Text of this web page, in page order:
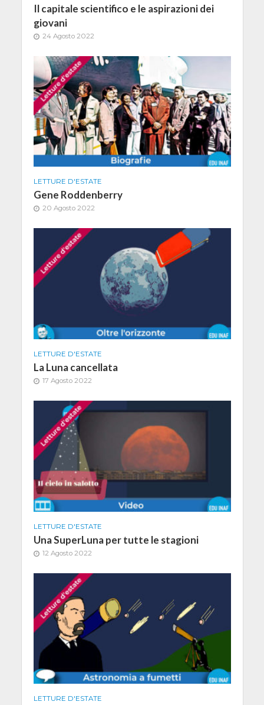
Il capitale scientifico e le aspirazioni dei
giovani
24 Agosto 2022
LETTURE D'ESTATE
Gene Roddenberry
20 Agosto 2022
LETTURE D'ESTATE
La Luna cancellata
17 Agosto 2022
LETTURE D'ESTATE
Una SuperLuna per tutte le stagioni
12 Agosto 2022
LETTURE D'ESTATE